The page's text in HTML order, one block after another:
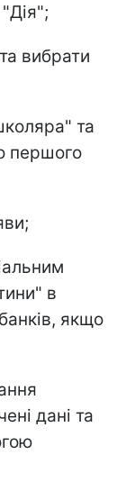
вибрати
та
першого
в
якщо
дані та